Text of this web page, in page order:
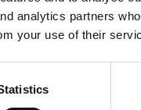
analytics partners
your use of their